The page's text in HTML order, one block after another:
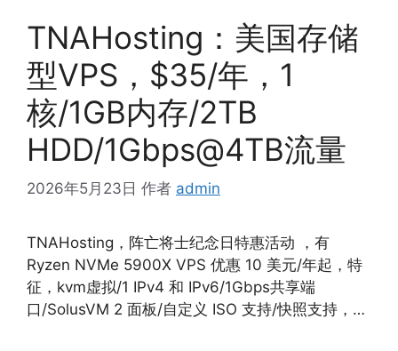
TNAHosting：美国存储
型VPS，$35/年，1
核/1GB内存/2TB
HDD/1Gbps@4TB流量
2026年5月23日 作者 admin
TNAHosting，阵亡将士纪念日特惠活动 ，有
Ryzen NVMe 5900X VPS 优惠 10 美元/年起，特
征，kvm虚拟/1 IPv4 和 IPv6/1Gbps共享端
口/SolusVM 2 面板/自定义 ISO 支持/快照支持，…